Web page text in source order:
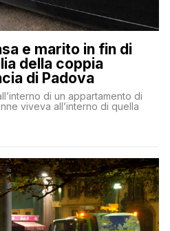
e marito in fin di
della coppia
di Padova
di un appartamento di
viveva all’interno di quella